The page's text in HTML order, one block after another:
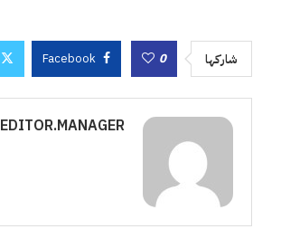
شاركها 0
Facebook
EDITOR.MANAGER